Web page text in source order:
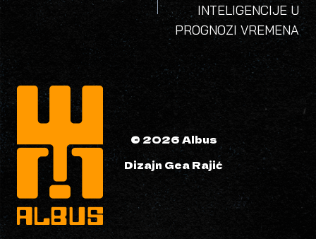
INTELIGENCIJE U
PROGNOZI VREMENA
© 2026 Albus
Dizajn Gea Rajić